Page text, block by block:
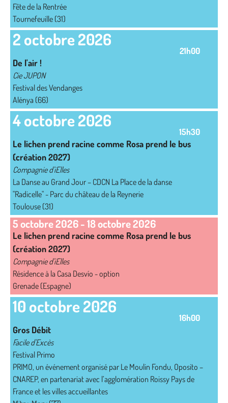
Fête de la Rentrée
Tournefeuille (31)
2 octobre 2026
21h00
De l'air !
Cie JUPON
Festival des Vendanges
Alénya (66)
4 octobre 2026
15h30
Le lichen prend racine comme Rosa prend le bus
(création 2027)
Compagnie d'iElles
La Danse au Grand Jour – CDCN La Place de la danse
"Radicelle" - Parc du château de la Reynerie
Toulouse (31)
5 octobre 2026-18 octobre 2026
Le lichen prend racine comme Rosa prend le bus
(création 2027)
Compagnie d'iElles
Résidence à la Casa Desvío - option
Grenade (Espagne)
10 octobre 2026
16h00
Gros Débit
Facile d'Excès
Festival Primo
PRIMO, un événement organisé par Le Moulin Fondu, Oposito –
CNAREP, en partenariat avec l’agglomération Roissy Pays de
France et les villes accueillantes